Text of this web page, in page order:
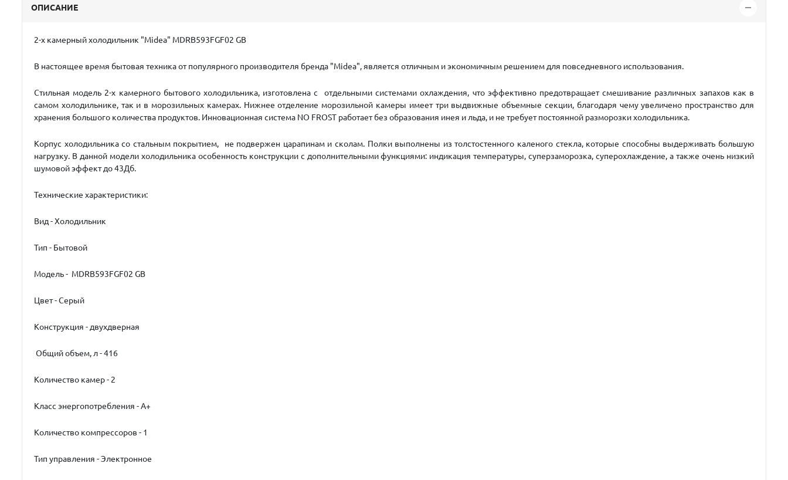
ОПИСАНИЕ
2-х камерный холодильник "Мidea" MDRВ593FGF02 GB
В настоящее время бытовая техника от популярного производителя бренда "Midea", является отличным и экономичным решением для повседневного использования.
Стильная модель 2-х камерного бытового холодильника, изготовлена с отдельными системами охлаждения, что эффективно предотвращает смешивание различных запахов как в
самом холодильнике, так и в морозильных камерах. Нижнее отделение морозильной камеры имеет три выдвижные объемные секции, благодаря чему увеличено пространство для
хранения большого количества продуктов. Инновационная система NO FROST работает без образования инея и льда, и не требует постоянной разморозки холодильника.
Корпус холодильника со стальным покрытием, не подвержен царапинам и сколам. Полки выполнены из толстостенного каленого стекла, которые способны выдерживать большую
нагрузку. В данной модели холодильника особенность конструкции с дополнительными функциями: индикация температуры, суперзаморозка, суперохлаждение, а также очень низкий
шумовой эффект до 43Дб.
Технические характеристики:
Вид - Холодильник
Тип - Бытовой
Модель - MDRВ593FGF02 GB
Цвет - Серый
Конструкция - двухдверная
Общий объем, л - 416
Количество камер - 2
Класс энергопотребления - A+
Количество компрессоров - 1
Тип управления - Электронное